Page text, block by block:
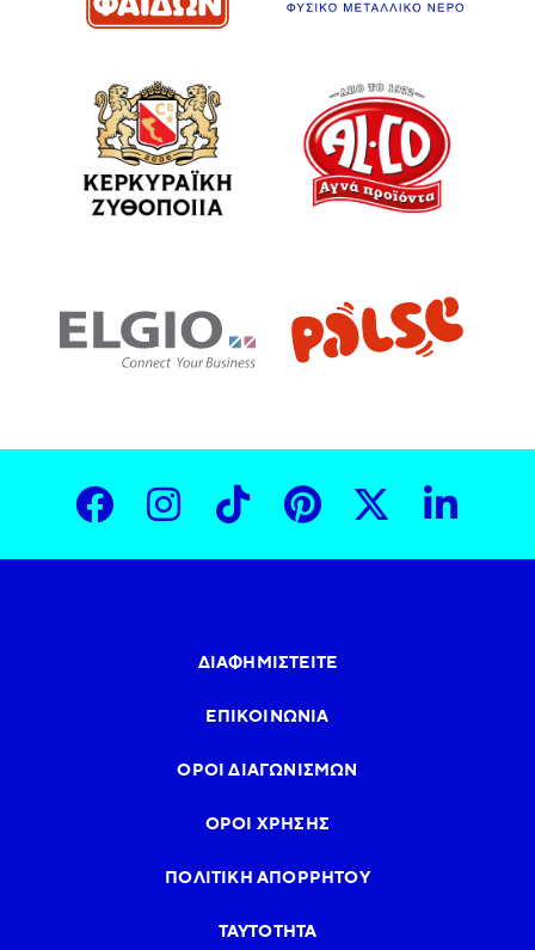
ΔΙΑΦΗΜΙΣΤΕΊΤΕ
ΕΠΙΚΟΙΝΩΝΊΑ
ΌΡΟΙ ΔΙΑΓΩΝΙΣΜΏΝ
ΌΡΟΙ ΧΡΉΣΗΣ
ΠΟΛΙΤΙΚΉ ΑΠΟΡΡΉΤΟΥ
ΤΑΥΤΌΤΗΤΑ